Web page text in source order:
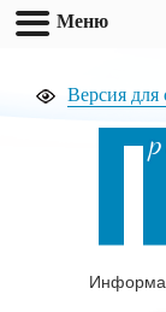
Версия для
Меню